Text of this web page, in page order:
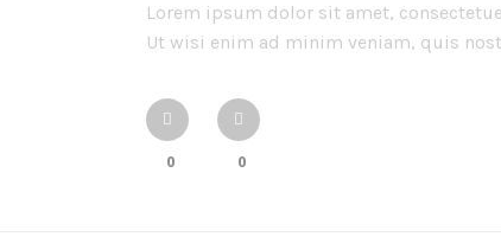
Lorem ipsum dolor sit amet,
Ut wisi enim ad minim veniam, quis
0 0